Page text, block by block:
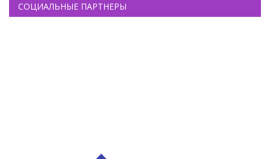
СОЦИАЛЬНЫЕ ПАРТНЕРЫ